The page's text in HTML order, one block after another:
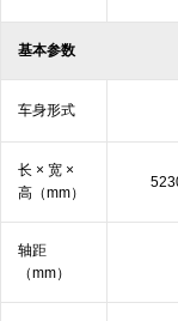
基本参数
车身形式
长 × 宽 ×
高 （mm）
轴距
（mm）